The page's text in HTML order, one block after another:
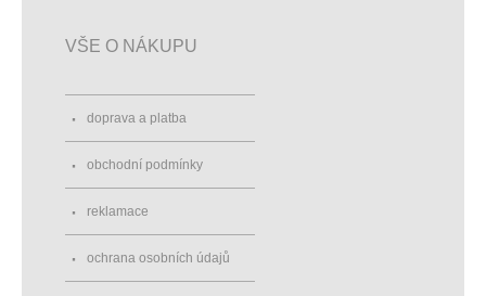
VŠE O NÁKUPU
doprava a platba
obchodní podmínky
reklamace
ochrana osobních údajů